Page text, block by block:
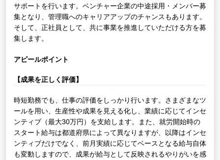
サポートを行います。ベンチャー企業の中途採用・メンバー募
集となり、管理職へのキャリアアップのチャンスもあります。
そして、正社員として、共に事業を推進していただける方を募
集します。
アピールポイント
【成果を正しく評価】
時短勤務でも、仕事の評価をしっかり行います。さまざまなツ
ールを用い、生産性や成果を見える化し、業績に応じてインセ
ンティブ（最大30万円）を支給します。また、就労開始時の
スタート給与は都道府県によって異なりますが、以降はインセ
ンティブだけでなく、前月実績に応じてベースとなる給与自体
も変動しますので、成果が給与として反映されるやりがいを感